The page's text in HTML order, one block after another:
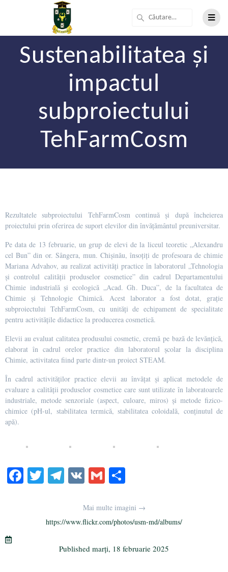
Sustenabilitatea și
impactul
subproiectului
TehFarmCosm
Rezultatele subproiectului TehFarmCosm continuă și după încheierea
proiectului prin oferirea de suport elevilor din învățământul preuniversitar.
Pe data de 13 februarie, un grup de elevi de la liceul teoretic „Alexandru
cel Bun” din or. Sângera, mun. Chișinău, însoțiți de profesoara de chimie
Mariana Advahov, au realizat activități practice în laboratorul „Tehnologia
și controlul calității produselor cosmetice” din cadrul Departamentului
Chimie industrială și ecologică „Acad. Gh. Duca”, de la facultatea de
Chimie și Tehnologie Chimică. Acest laborator a fost dotat, grație
subproiectului TehFarmCosm, cu unități de echipament de specialitate
pentru activitățile didactice la producerea cosmetică.
Elevii au evaluat calitatea produsului cosmetic, cremă pe bază de levănțică,
elaborat în cadrul orelor practice din laboratorul școlar la disciplina
Chimie, activitatea fiind parte dintr-un proiect STEAM.
În cadrul activităților practice elevii au învățat și aplicat metodele de
evaluare a calității produselor cosmetice care sunt utilizate în laboratoarele
industriale, metode senzoriale (aspect, culoare, miros) și metode fizico-
chimice (pH-ul, stabilitatea termică, stabilitatea coloidală, conținutul de
apă).
Fa T
r
Te
a
m
V G
ailaj
ea
ză
Mai multe imagini →
https://www.flickr.com/photos/usm-md/albums/
Published marți, 18 februarie 2025